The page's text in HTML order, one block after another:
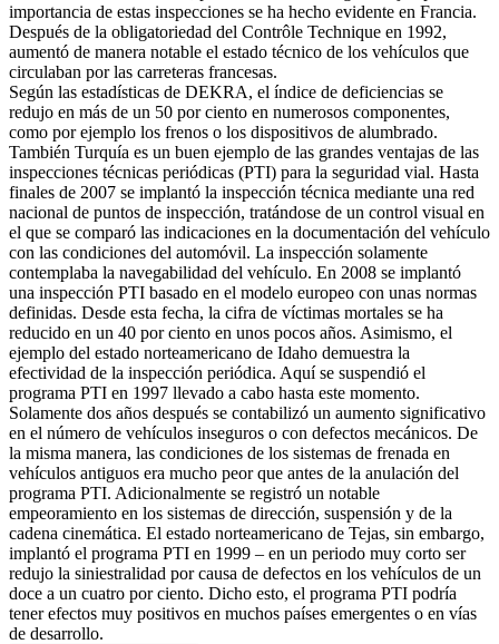
importancia de estas inspecciones se ha hecho evidente en Francia.
Después de la obligatoriedad del Contrôle Technique en 1992,
aumentó de manera notable el estado técnico de los vehículos que
circulaban por las carreteras francesas.
Según las estadísticas de DEKRA, el índice de deficiencias se
redujo en más de un 50 por ciento en numerosos componentes,
como por ejemplo los frenos o los dispositivos de alumbrado.
También Turquía es un buen ejemplo de las grandes ventajas de las
inspecciones técnicas periódicas (PTI) para la seguridad vial. Hasta
finales de 2007 se implantó la inspección técnica mediante una red
nacional de puntos de inspección, tratándose de un control visual en
el que se comparó las indicaciones en la documentación del vehículo
con las condiciones del automóvil. La inspección solamente
contemplaba la navegabilidad del vehículo. En 2008 se implantó
una inspección PTI basado en el modelo europeo con unas normas
definidas. Desde esta fecha, la cifra de víctimas mortales se ha
reducido en un 40 por ciento en unos pocos años. Asimismo, el
ejemplo del estado norteamericano de Idaho demuestra la
efectividad de la inspección periódica. Aquí se suspendió el
programa PTI en 1997 llevado a cabo hasta este momento.
Solamente dos años después se contabilizó un aumento significativo
en el número de vehículos inseguros o con defectos mecánicos. De
la misma manera, las condiciones de los sistemas de frenada en
vehículos antiguos era mucho peor que antes de la anulación del
programa PTI. Adicionalmente se registró un notable
empeoramiento en los sistemas de dirección, suspensión y de la
cadena cinemática. El estado norteamericano de Tejas, sin embargo,
implantó el programa PTI en 1999 – en un periodo muy corto ser
redujo la siniestralidad por causa de defectos en los vehículos de un
doce a un cuatro por ciento. Dicho esto, el programa PTI podría
tener efectos muy positivos en muchos países emergentes o en vías
de desarrollo.